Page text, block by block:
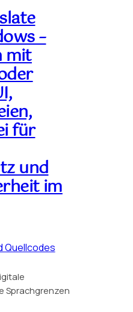
–
mit
für
und
im
Quellcodes
Sprachgrenzen